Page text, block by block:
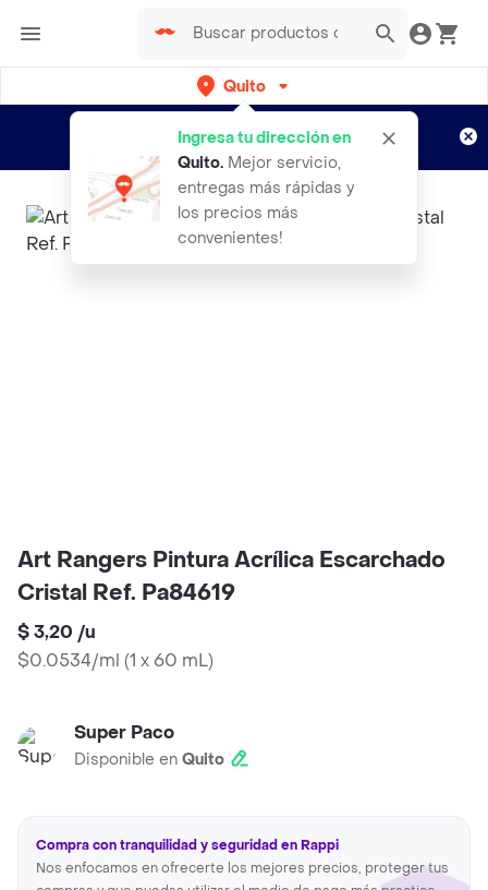
Quito
Ingresa tu dirección en
Quito. Mejor servicio,
entregas más rápidas y
los precios más
convenientes!
envíos gratis por semanas
Aplican TyC
Art Rangers Pintura Acrílica Escarchado
Cristal Ref. Pa84619
$ 3,20 /u
$0.0534/ml (1 x 60 mL)
Super Paco
Disponible en Quito
Compra con tranquilidad y seguridad en Rappi
Nos enfocamos en ofrecerte los mejores precios, proteger tus